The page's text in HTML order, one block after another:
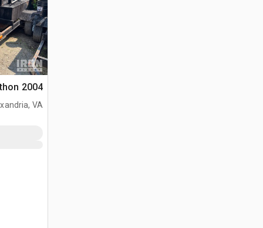
2004 Marathon غلاية الأسفلت
VA